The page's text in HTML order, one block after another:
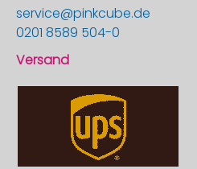
service@pinkcube.de
0201 8589 504-0
Versand